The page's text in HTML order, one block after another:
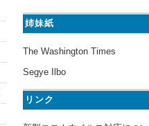
姉妹紙
The Washington Times
Segye Ilbo
リンク